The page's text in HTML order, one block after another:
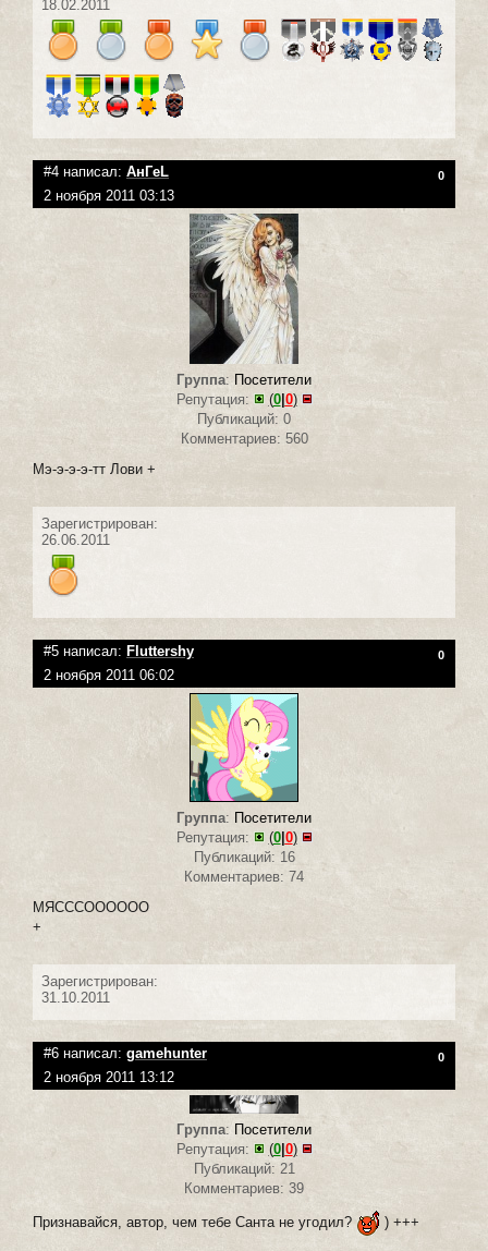
18.02.2011
#4 написал: АнГeL 0
2 ноября 2011 03:13
Группа: Посетители
Репутация:
(0| 0)
Публикаций: 0
Комментариев: 560
Мэ-э-э-э-тт Лови +
Зарегистрирован:
26.06.2011
#5 написал: Fluttershy 0
2 ноября 2011 06:02
Группа: Посетители
Репутация:
(0| 0)
Публикаций: 16
Комментариев: 74
МЯСССОООООО
+
Зарегистрирован:
31.10.2011
#6 написал: gamehunter 0
2 ноября 2011 13:12
Группа: Посетители
Репутация:
(0| 0)
Публикаций: 21
Комментариев: 39
Признавайся, автор, чем тебе Санта не угодил? ) +++